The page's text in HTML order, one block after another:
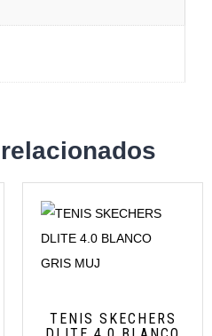
TENIS SKECHERS